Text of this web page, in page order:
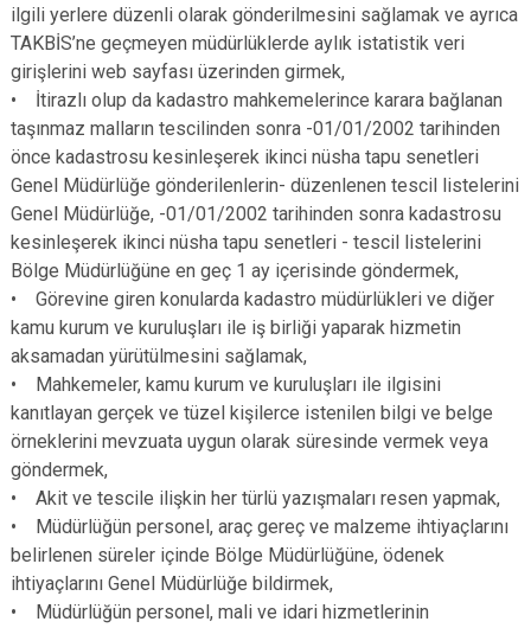
ilgili yerlere düzenli olarak gönderilmesini sağlamak ve ayrıca
TAKBİS’ne geçmeyen müdürlüklerde aylık istatistik veri
girişlerini web sayfası üzerinden girmek,
• İtirazlı olup da kadastro mahkemelerince karara bağlanan
taşınmaz malların tescilinden sonra -01/01/2002 tarihinden
önce kadastrosu kesinleşerek ikinci nüsha tapu senetleri
Genel Müdürlüğe gönderilenlerin- düzenlenen tescil listelerini
Genel Müdürlüğe, -01/01/2002 tarihinden sonra kadastrosu
kesinleşerek ikinci nüsha tapu senetleri - tescil listelerini
Bölge Müdürlüğüne en geç 1 ay içerisinde göndermek,
• Görevine giren konularda kadastro müdürlükleri ve diğer
kamu kurum ve kuruluşları ile iş birliği yaparak hizmetin
aksamadan yürütülmesini sağlamak,
• Mahkemeler, kamu kurum ve kuruluşları ile ilgisini
kanıtlayan gerçek ve tüzel kişilerce istenilen bilgi ve belge
örneklerini mevzuata uygun olarak süresinde vermek veya
göndermek,
• Akit ve tescile ilişkin her türlü yazışmaları resen yapmak,
• Müdürlüğün personel, araç gereç ve malzeme ihtiyaçlarını
belirlenen süreler içinde Bölge Müdürlüğüne, ödenek
ihtiyaçlarını Genel Müdürlüğe bildirmek,
• Müdürlüğün personel, mali ve idari hizmetlerinin